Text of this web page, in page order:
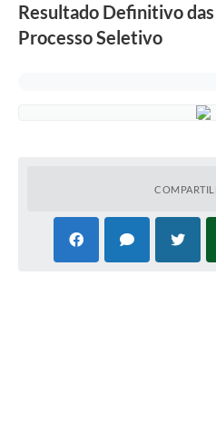
Resultado Definitivo
Processo Seletivo